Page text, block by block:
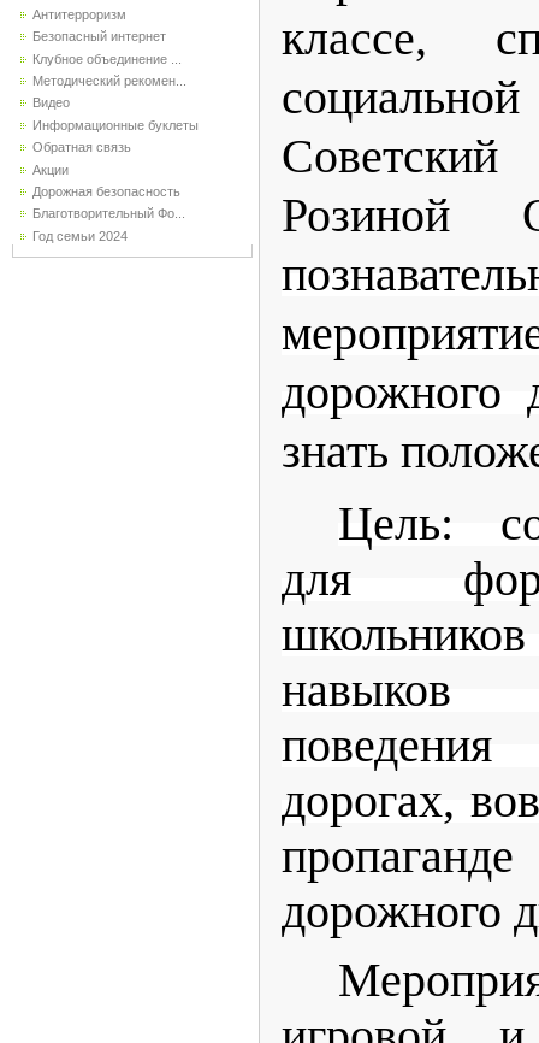
Антитерроризм
Безопасный интернет
Клубное объединение ...
Методический рекомен...
Видео
Информационные буклеты
Обратная связь
Акции
Дорожная безопасность
Благотворительный Фо...
Год семьи 2024
классе,
Розиной
дорожного
знать
Цель:
для
навыков
дорогах,
дорожного